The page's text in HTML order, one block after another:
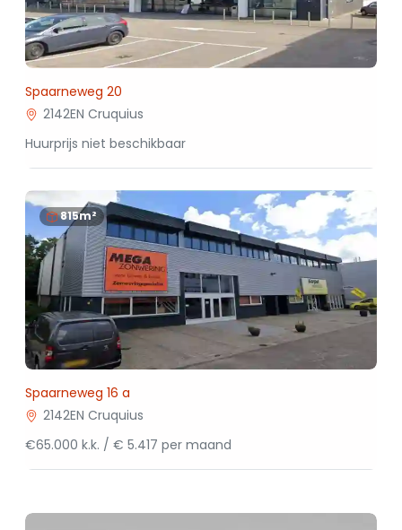
Spaarneweg 20
2142EN Cruquius
Huurprijs niet beschikbaar
815m²
Spaarneweg 16 a
2142EN Cruquius
€65.000 k.k. / € 5.417 per maand